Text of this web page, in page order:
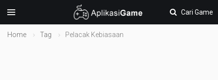
Cari Game
Home Tag Pelacak Kebiasaan